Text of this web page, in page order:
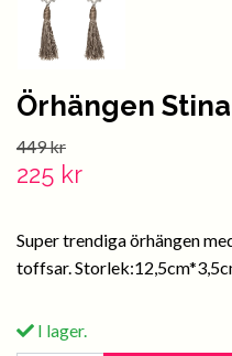
Örhängen
449 kr
225 kr
Super trendiga örhängen
toffsar.
I lager.